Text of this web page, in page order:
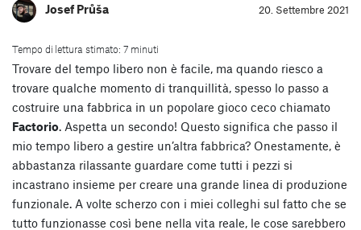
Josef Průša 20. Settembre 2021
Tempo di lettura stimato: 7 minuti
Trovare del tempo libero non è facile, ma quando riesco a
trovare qualche momento di tranquillità, spesso lo passo a
costruire una fabbrica in un popolare gioco ceco chiamato
Factorio. Aspetta un secondo! Questo significa che passo il
mio tempo libero a gestire un’altra fabbrica? Onestamente, è
abbastanza rilassante guardare come tutti i pezzi si
incastrano insieme per creare una grande linea di produzione
funzionale. A volte scherzo con i miei colleghi sul fatto che se
tutto funzionasse così bene nella vita reale, le cose sarebbero